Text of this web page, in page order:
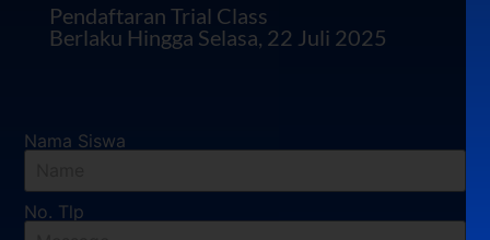
Pendaftaran Trial Class
Berlaku Hingga Selasa, 22 Juli 2025
Nama Siswa
No. Tlp